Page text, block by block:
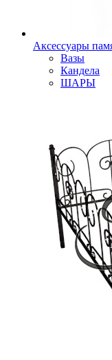
Аксессуары
Вазы
Кандела
ШАРЫ